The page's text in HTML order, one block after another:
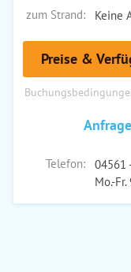
zum Strand:
Keine
Preise &
Telefon:
04561
Mo.-